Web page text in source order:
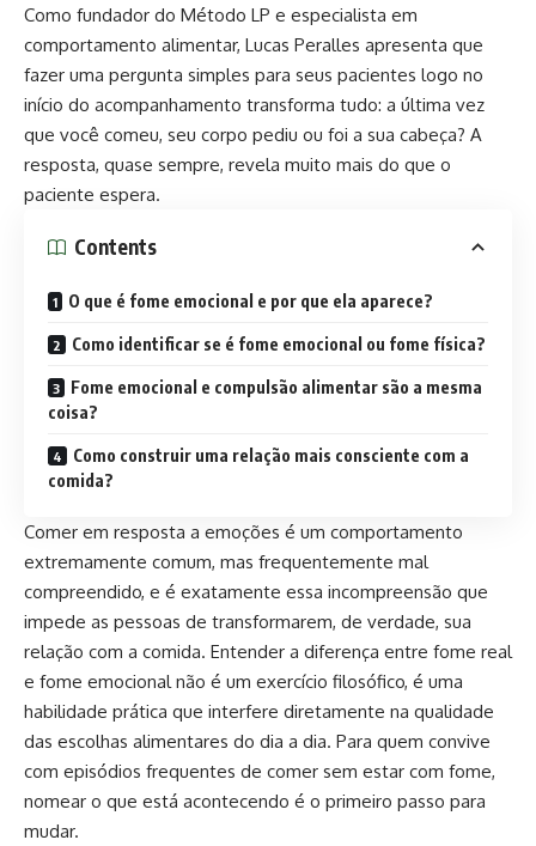
Como fundador do Método LP e especialista em
comportamento alimentar, Lucas Peralles apresenta que
fazer uma pergunta simples para seus pacientes logo no
início do acompanhamento transforma tudo: a última vez
que você comeu, seu corpo pediu ou foi a sua cabeça? A
resposta, quase sempre, revela muito mais do que o
paciente espera.
Contents
O que é fome emocional e por que ela aparece?
Como identificar se é fome emocional ou fome física?
Fome emocional e compulsão alimentar são a mesma
coisa?
Como construir uma relação mais consciente com a
comida?
Comer em resposta a emoções é um comportamento
extremamente comum, mas frequentemente mal
compreendido, e é exatamente essa incompreensão que
impede as pessoas de transformarem, de verdade, sua
relação com a comida. Entender a diferença entre fome real
e fome emocional não é um exercício filosófico, é uma
habilidade prática que interfere diretamente na qualidade
das escolhas alimentares do dia a dia. Para quem convive
com episódios frequentes de comer sem estar com fome,
nomear o que está acontecendo é o primeiro passo para
mudar.